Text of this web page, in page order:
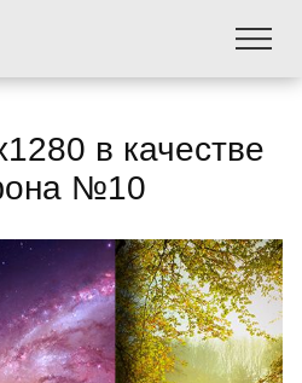
в качестве
№10